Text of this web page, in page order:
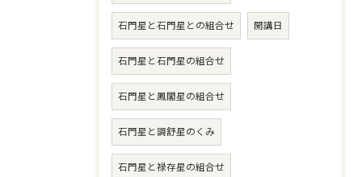
石門星と石門星との組合せ 開講日
石門星と石門星の組合せ
石門星と鳳閣星の組合せ
石門星と調舒星のくみ
石門星と禄存星の組合せ